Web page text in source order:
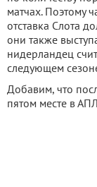
матчах. Поэтому
отставка Слота
они также
нидерландец
следующем
Добавим, что
пятом месте в